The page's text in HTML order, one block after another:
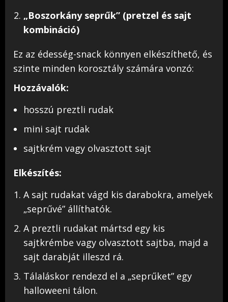
„Boszorkány seprűk” (pretzel és sajt
kombináció)
Ez az édesség-snack könnyen elkészíthető, és
szinte minden korosztály számára vonzó:
Hozzávalók:
hosszú preztli rudak
mini sajt rudak
sajtkrém vagy olvasztott sajt
Elkészítés:
A sajt rudakat vágd kis darabokra, amelyek
„seprűvé” állíthatók.
A preztli rudakat mártsd egy kis
sajtkrémbe vagy olvasztott sajtba, majd a
sajt darabját illeszd rá.
Tálaláskor rendezd el a „seprűket” egy
halloweeni tálon.